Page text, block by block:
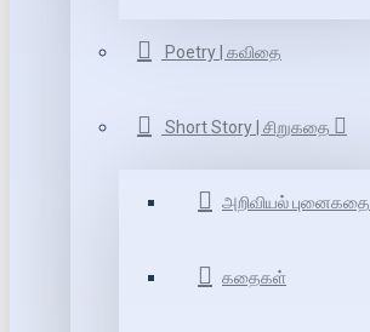
Poetry | கவிதை
Short Story | சிறுகதை
அறிவியல் புனைகதை
கதைகள்